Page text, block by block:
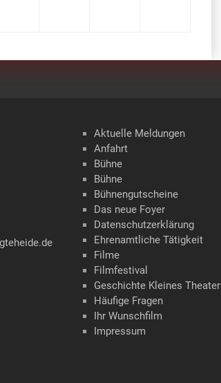
Aktuelle Meldungen
Anfahrt
Bühne
Bühne
Bühnengutscheine
Das neue Foyer
Datenschutzerklärung
Ehrenamtliche Tätigkeit
Filme
Filmfestival
Geschichte Kleines Theater
Häufige Fragen
Ihr Wunschfilm
Impressum